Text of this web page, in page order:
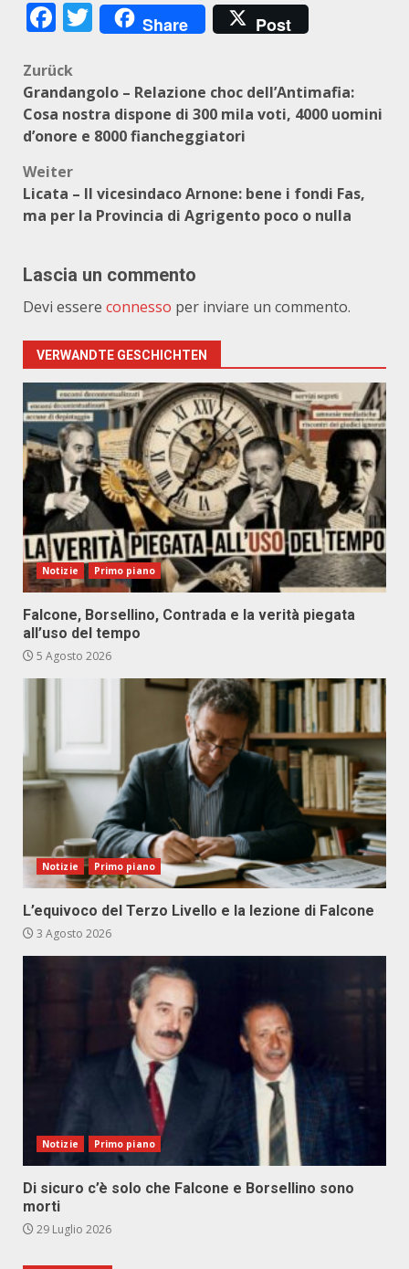
Facebook
Twitter
Share Post
Beitragsnavigation
Zurück
Grandangolo – Relazione choc dell’Antimafia:
Cosa nostra dispone di 300 mila voti, 4000 uomini
d’onore e 8000 fiancheggiatori
Weiter
Licata – Il vicesindaco Arnone: bene i fondi Fas,
ma per la Provincia di Agrigento poco o nulla
Lascia un commento
Devi essere connesso per inviare un commento.
VERWANDTE GESCHICHTEN
Notizie Primo piano
Falcone, Borsellino, Contrada e la verità piegata
all’uso del tempo
5 Agosto 2026
Notizie Primo piano
L’equivoco del Terzo Livello e la lezione di Falcone
3 Agosto 2026
Notizie Primo piano
Di sicuro c’è solo che Falcone e Borsellino sono
morti
29 Luglio 2026